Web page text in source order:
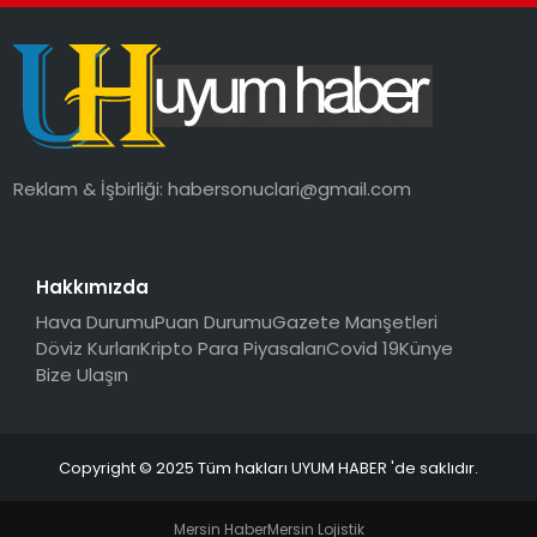
MAGAZIN
YAŞAM
Reklam & İşbirliği:habersonuclari@gmail.com
Hakkımızda
Hava DurumuPuan DurumuGazete Manşetleri
Döviz KurlarıKripto Para PiyasalarıCovid 19Künye
Bize Ulaşın
Copyright © 2025 Tüm hakları UYUM HABER 'de saklıdır.
Mersin HaberMersin Lojistik